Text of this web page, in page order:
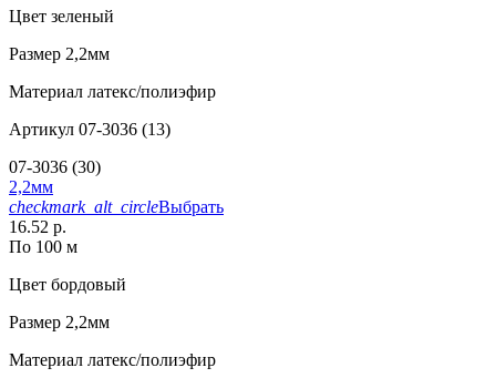
Цвет зеленый
Размер 2,2мм
Материал латекс/полиэфир
Артикул 07-3036 (13)
07-3036 (30)
2,2мм
checkmark_alt_circleВыбрать
16.52 р.
По 100 м
Цвет бордовый
Размер 2,2мм
Материал латекс/полиэфир